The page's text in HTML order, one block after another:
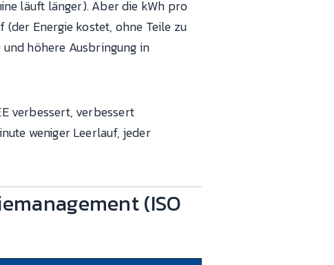
läuft länger). Aber die kWh pro
(der Energie kostet, ohne Teile zu
höhere Ausbringung in
verbessert, verbessert
weniger Leerlauf, jeder
(ISO